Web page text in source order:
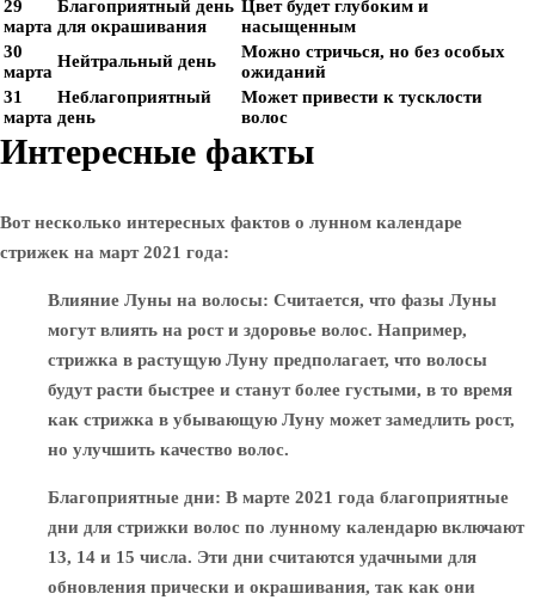
29
марта
Благоприятный день
для окрашивания
Цвет будет глубоким и
насыщенным
30
марта
Нейтральный день
Можно стричься, но без особых
ожиданий
31
марта
Неблагоприятный
день
Может привести к тусклости
волос
Интересные факты
Вот несколько интересных фактов о лунном календаре
стрижек на март 2021 года:
Влияние Луны на волосы: Считается, что фазы Луны
могут влиять на рост и здоровье волос. Например,
стрижка в растущую Луну предполагает, что волосы
будут расти быстрее и станут более густыми, в то время
как стрижка в убывающую Луну может замедлить рост,
но улучшить качество волос.
Благоприятные дни: В марте 2021 года благоприятные
дни для стрижки волос по лунному календарю включают
13, 14 и 15 числа. Эти дни считаются удачными для
обновления прически и окрашивания, так как они